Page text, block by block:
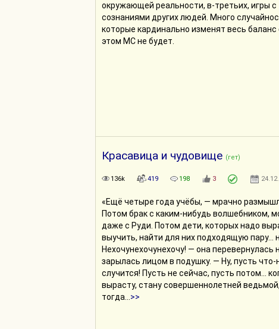
окружающей реальности, в-третьих, игры с
сознаниями других людей. Много
которые кардинально изменят весь баланс
этом МС не будет.
Красавица и чудовище (гет)
136k 419 198 3
«Ещё четыре года учёбы, — мрачно
Потом брак с каким-нибудь волшебником,
даже с Руди. Потом дети, которых надо
выучить, найти для них подходящую пару…
Нехочунехочунехочу! — она перевернулась
зарылась лицом в подушку. — Ну, пусть что-
случится! Пусть не сейчас, пусть потом…
вырасту, стану совершеннолетней
тогда
>>